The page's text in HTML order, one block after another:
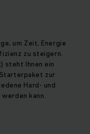
um Zeit, Energie
zu steigern.
steht Ihnen ein
zur
Hard- und
kann.